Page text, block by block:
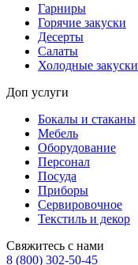
Гарниры
Горячие закуски
Десерты
Салаты
Холодные закуски
Доп услуги
Бокалы и стаканы
Мебель
Оборудование
Персонал
Посуда
Приборы
Сервировочное
Текстиль и декор
Свяжитесь с нами
8 (800) 302-50-45